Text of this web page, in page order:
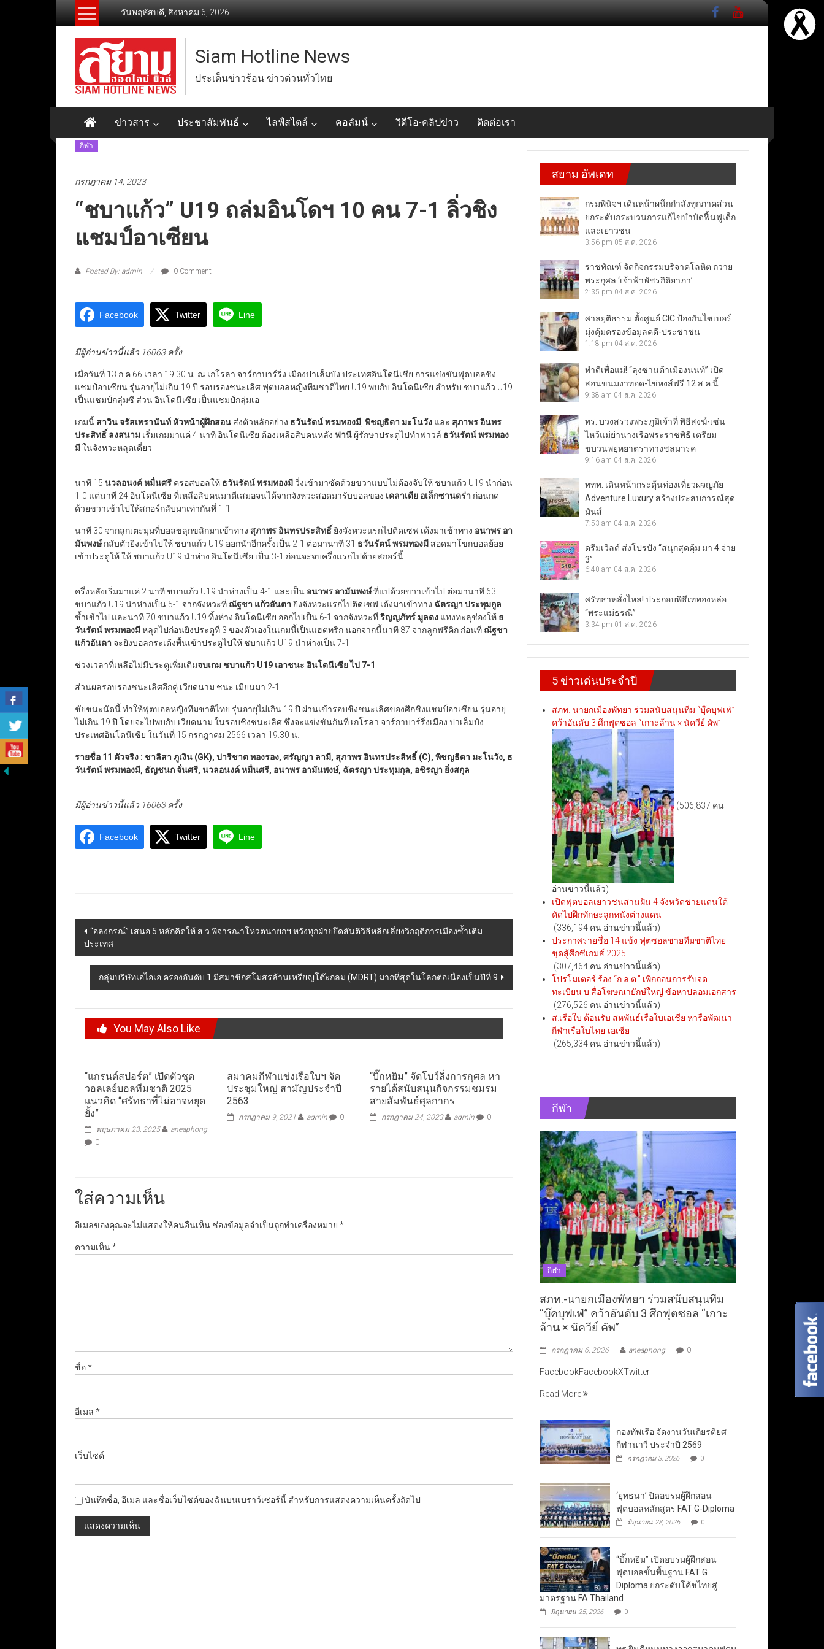
วันพฤหัสบดี, สิงหาคม 6, 2026
Siam Hotline News
ประเด็นข่าวร้อน ข่าวด่วนทั่วไทย
ข่าวสาร ประชาสัมพันธ์ ไลฟ์สไตล์ คอลัมน์ วิดีโอ-คลิปข่าว ติดต่อเรา
กีฬา
กรกฎาคม 14, 2023
“ชบาแก้ว” U19 ถล่มอินโดฯ 10 คน 7-1 ลิ่วชิง
แชมป์อาเซียน
Posted By: admin 0 Comment
Facebook Twitter Line
มีผู้อ่านข่าวนี้แล้ว 16063 ครั้ง
เมื่อวันที่ 13 ก.ค.66 เวลา 19.30 น. ณ เกโรลา จาร์กาบาร์ริ่ง เมืองปาเล็มบัง ประเทศอินโดนีเชีย การแข่งขันฟุตบอลชิง
แชมป์อาเซียน รุ่นอายุไม่เกิน 19 ปี รอบรองชนะเลิศ ฟุตบอลหญิงทีมชาติไทย U19 พบกับ อินโดนีเซีย สำหรับ ชบาแก้ว U19
เป็นแชมป์กลุ่มซี ส่วน อินโดนีเซีย เป็นแชมป์กลุ่มเอ
เกมนี้ สาวิน จรัสเพรานันท์หัวหน้าผู้ฝึกสอน ส่งตัวหลักอย่าง ธวันรัตน์ พรมทองมี พิชญธิดา มะโนวัง และ สุภาพร อินทร
ประสิทธิ์ ลงสนาม เริ่มเกมมาแค่ 4 นาที อินโดนีเซีย ต้องเหลือสิบคนหลัง ฟานี ผู้รักษาประตูไปทำฟาวล์ ธวันรัตน์ พรมทอง
มีในจังหวะหลุดเดี่ยว
นาที 15 นวลอนงค์ หมื่นศรี ครอสบอลให้ ธวันรัตน์ พรมทองมีวิ่งเข้ามาซัดด้วยขวาแบบไม่ต้องจับให้ ชบาแก้ว U19 นำก่อน
1-0 แต่นาที 24 อินโดนีเซีย ที่เหลือสิบคนมาตีเสมอจนได้จากจังหวะสอดมารับบอลของ เคลาเดีย อเล็กซานดร่า ก่อนกด
ด้วยขวาเข้าไปให้สกอร์กลับมาเท่ากันที่ 1-1
นาที 30 จากลูกเตะมุมที่บอลขลุกขลิกมาเข้าทาง สุภาพร อินทรประสิทธิ์ยิงจังหวะแรกไปติดเซฟ เด้งมาเข้าทาง อนาพร อา
มันพงษ์กลับตัวยิงเข้าไปให้ ชบาแก้ว U19 ออกนำอีกครั้งเป็น 2-1 ต่อมานาที 31 ธวันรัตน์ พรมทองมี สอดมาโขกบอลย้อย
เข้าประตูให้ ให้ ชบาแก้ว U19 นำห่าง อินโดนีเซีย เป็น 3-1 ก่อนจะจบครึ่งแรกไปด้วยสกอร์นี้
ครึ่งหลังเริ่มมาแค่ 2 นาที ชบาแก้ว U19 นำห่างเป็น 4-1 และเป็น อนาพร อามันพงษ์ที่แปด้วยขวาเข้าไป ต่อมานาที 63
ชบาแก้ว U19 นำห่างเป็น 5-1 จากจังหวะที่ ณัฐชา แก้วอันตา ยิงจังหวะแรกไปติดเซฟ เด้งมาเข้าทาง ฉัตรญา ประทุมกูล
ซ้ำเข้าไป และนาที 70 ชบาแก้ว U19 ทิ้งห่าง อินโดนีเซีย ออกไปเป็น 6-1 จากจังหวะที่ริญญภัทร์ มูลดง แทงทะลุช่องให้ ธ
วันรัตน์ พรมทองมีหลุดไปก่อนยิงประตูที่ 3 ของตัวเองในเกมนี้เป็นแฮตทริก นอกจากนี้นาที 87 จากลูกฟรีคิก ก่อนที่ ณัฐชา
แก้วอันตา จะยิงบอลกระเด้งพื้นเข้าประตูไปให้ ชบาแก้ว U19 นำห่างเป็น 7-1
ช่วงเวลาที่เหลือไม่มีประตูเพิ่มเติมจบเกม ชบาแก้ว U19 เอาชนะ อินโดนีเซีย ไป 7-1
ส่วนผลรอบรองชนะเลิศอีกคู่ เวียดนาม ชนะ เมียนมา 2-1
ชัยชนะนัดนี้ ทำให้ฟุตบอลหญิงทีมชาติไทย รุ่นอายุไม่เกิน 19 ปี ผ่านเข้ารอบชิงชนะเลิศของศึกชิงแชมป์อาเซียน รุ่นอายุ
ไม่เกิน 19 ปี โดยจะไปพบกับ เวียดนาม ในรอบชิงชนะเลิศ ซึ่งจะแข่งขันกันที่ เกโรลา จาร์กาบาร์ริ่งเมือง ปาเล็มบัง
ประเทศอินโดนีเซีย ในวันที่ 15 กรกฎาคม 2566 เวลา 19.30 น.
รายชื่อ 11 ตัวจริง : ชาลิสา ภูเงิน (GK), ปาริชาต ทองรอง, ศรัญญา ลามี, สุภาพร อินทรประสิทธิ์ (C), พิชญธิดา มะโนวัง, ธ
วันรัตน์ พรมทองมี, ธัญชนก จั่นศรี, นวลอนงค์ หมื่นศรี, อนาพร อามันพงษ์, ฉัตรญา ประทุมกุล, อชิรญา ยิ่งสกุล
มีผู้อ่านข่าวนี้แล้ว 16063 ครั้ง
Facebook Twitter Line
Post
navigation
“อลงกรณ์” เสนอ 5 หลักคิดให้ ส.ว.พิจารณาโหวตนายกฯ หวังทุกฝ่ายยึดสันติวิธีหลีกเลี่ยงวิกฤติการเมืองซ้ำเติม
ประเทศ
กลุ่มบริษัทเอไอเอ ครองอันดับ 1 มีสมาชิกสโมสรล้านเหรียญโต๊ะกลม (MDRT) มากที่สุดในโลกต่อเนื่องเป็นปีที่ 9
You May Also Like
“แกรนด์สปอร์ต” เปิดตัวชุด
วอลเลย์บอลทีมชาติ 2025
แนวคิด “ศรัทธาที่ไม่อาจหยุด
ยั้ง”
พฤษภาคม 23, 2025
aneaphong
0
สมาคมกีฬาแข่งเรือใบฯ จัด
ประชุมใหญ่ สามัญประจำปี
2563
กรกฎาคม 9, 2021 admin 0
“บิ๊กหยิม” จัดโบว์ลิ่งการกุศล หา
รายได้สนับสนุนกิจกรรมชมรม
สายสัมพันธ์ศุลกากร
กรกฎาคม 24, 2023 admin 0
ใส่ความเห็น
อีเมลของคุณจะไม่แสดงให้คนอื่นเห็น ช่องข้อมูลจำเป็นถูกทำเครื่องหมาย *
ความเห็น*
ชื่อ*
อีเมล *
เว็บไซต์
บันทึกชื่อ, อีเมล และชื่อเว็บไซต์ของฉันบนเบราว์เซอร์นี้ สำหรับการแสดงความเห็นครั้งถัดไป
สยาม อัพเดท
กรมพินิจฯ เดินหน้าผนึกกำลังทุกภาคส่วน
ยกระดับกระบวนการแก้ไขบำบัดฟื้นฟูเด็ก
และเยาวชน
3:56 pm 05 ส.ค. 2026
ราชทัณฑ์ จัดกิจกรรมบริจาคโลหิต ถวาย
พระกุศล ‘เจ้าฟ้าพัชรกิติยาภา’
2:35 pm 04 ส.ค. 2026
ศาลยุติธรรม ตั้งศูนย์ CIC ป้องกันไซเบอร์
มุ่งคุ้มครองข้อมูลคดี-ประชาชน
1:18 pm 04 ส.ค. 2026
ทำดีเพื่อแม่! “ลุงซานต้าเมืองนนท์” เปิด
สอนขนมงาทอด-ไข่หงส์ฟรี 12 ส.ค.นี้
9:38 am 04 ส.ค. 2026
ทร. บวงสรวงพระภูมิเจ้าที่ พิธีสงฆ์-เซ่น
ไหว้แม่ย่านางเรือพระราชพิธี เตรียม
ขบวนพยุหยาตราทางชลมารค
9:16 am 04 ส.ค. 2026
ททท. เดินหน้ากระตุ้นท่องเที่ยวผจญภัย
Adventure Luxury สร้างประสบการณ์สุด
มันส์
7:53 am 04 ส.ค. 2026
ดรีมเวิลด์ ส่งโปรปัง “สนุกสุดคุ้ม มา 4 จ่าย
3”
6:40 am 04 ส.ค. 2026
ศรัทธาหลั่งไหล! ประกอบพิธีเททองหล่อ
“พระแม่ธรณี”
3:34 pm 01 ส.ค. 2026
5 ข่าวเด่นประจำปี
สภท.-นายกเมืองพัทยา ร่วมสนับสนุนทีม “บุ๊คบุฟเฟ่”
คว้าอันดับ 3 ศึกฟุตซอล “เกาะล้าน × นัควีย์ คัพ”
(506,837 คน
อ่านข่าวนี้แล้ว)
เปิดฟุตบอลเยาวชนสานฝัน 4 จังหวัดชายแดนใต้
คัดไปฝึกทักษะลูกหนังต่างแดน
(336,194 คน อ่านข่าวนี้แล้ว)
ประกาศรายชื่อ 14 แข้ง ฟุตซอลชายทีมชาติไทย
ชุดสู้ศึกซีเกมส์ 2025
(307,464 คน อ่านข่าวนี้แล้ว)
โปรโมเตอร์ ร้อง “ก.ล.ต.” เพิกถอนการรับจด
ทะเบียน บ.สื่อโฆษณายักษ์ใหญ่ ข้อหาปลอมเอกสาร
(276,526 คน อ่านข่าวนี้แล้ว)
ส.เรือใบ ต้อนรับ สหพันธ์เรือใบเอเชีย หารือพัฒนา
กีฬาเรือใบไทย-เอเชีย
(265,334 คน อ่านข่าวนี้แล้ว)
กีฬา
กีฬา
สภท.-นายกเมืองพัทยา ร่วมสนับสนุนทีม
“บุ๊คบุฟเฟ่” คว้าอันดับ 3 ศึกฟุตซอล “เกาะ
ล้าน × นัควีย์ คัพ”
กรกฎาคม 6, 2026 aneaphong 0
FacebookFacebookXTwitter
Read More
กองทัพเรือ จัดงานวันเกียรติยศ
กีฬานาวี ประจำปี 2569
กรกฎาคม 3, 2026 0
‘ยุทธนา’ ปิดอบรมผู้ฝึกสอน
ฟุตบอลหลักสูตร FAT G-Diploma
มิถุนายน 28, 2026 0
“บิ๊กหยิม” เปิดอบรมผู้ฝึกสอน
ฟุตบอลขั้นพื้นฐาน FAT G
Diploma ยกระดับโค้ชไทยสู่
มาตรฐาน FA Thailand
มิถุนายน 25, 2026 0